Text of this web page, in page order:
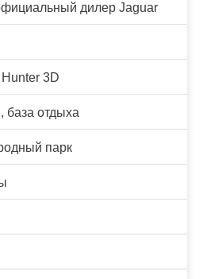
дилер Jaguar
3D
база отдыха
парк